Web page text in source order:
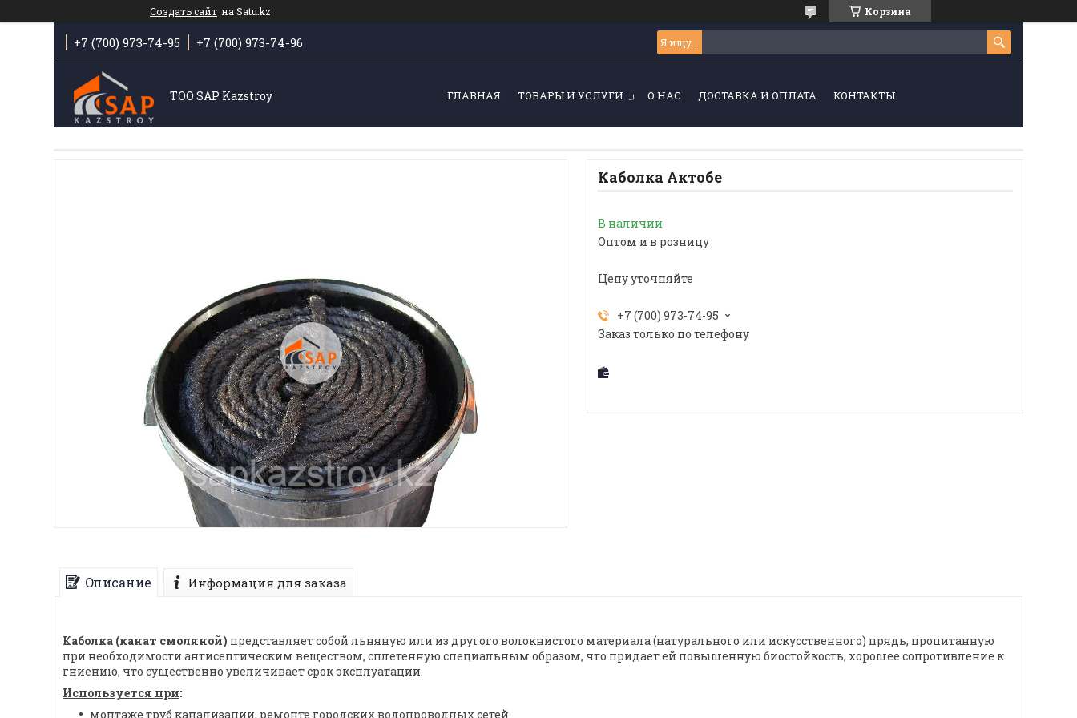
Создать сайт на Satu.kz Корзина
+7 (700) 973-74-95 +7 (700) 973-74-96
ТОО SAP Kazstroy ГЛАВНАЯ ТОВАРЫ И УСЛУГИ О НАС ДОСТАВКА И ОПЛАТА КОНТАКТЫ
Каболка Актобе
В наличии
Оптом и в розницу
Цену уточняйте
+7 (700) 973-74-95
Заказ только по телефону
Описание Информация для заказа
Каболка (канат смоляной) представляет собой льняную или из другого волокнистого материала (натурального или искусственного) прядь, пропитанную
при необходимости антисептическим веществом, сплетенную специальным образом, что придает ей повышенную биостойкость, хорошее сопротивление к
гниению, что существенно увеличивает срок эксплуатации.
Используется при:
монтаже труб канализации, ремонте городских водопроводных сетей